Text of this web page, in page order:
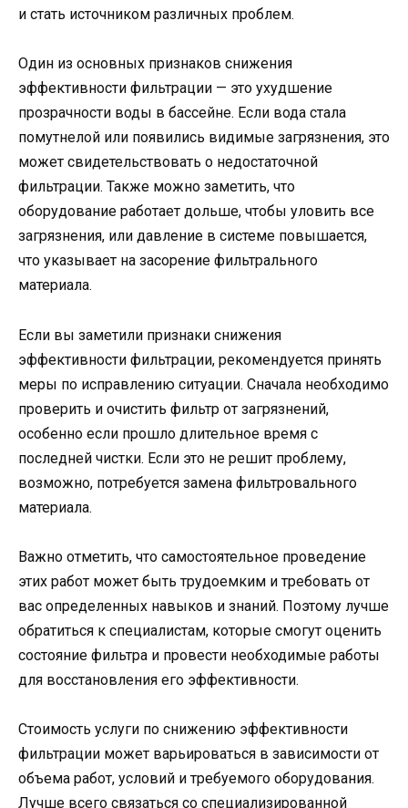
и стать источником различных проблем.
Один из основных признаков снижения
эффективности фильтрации — это ухудшение
прозрачности воды в бассейне. Если вода стала
помутнелой или появились видимые загрязнения, это
может свидетельствовать о недостаточной
фильтрации. Также можно заметить, что
оборудование работает дольше, чтобы уловить все
загрязнения, или давление в системе повышается,
что указывает на засорение фильтрального
материала.
Если вы заметили признаки снижения
эффективности фильтрации, рекомендуется принять
меры по исправлению ситуации. Сначала необходимо
проверить и очистить фильтр от загрязнений,
особенно если прошло длительное время с
последней чистки. Если это не решит проблему,
возможно, потребуется замена фильтровального
материала.
Важно отметить, что самостоятельное проведение
этих работ может быть трудоемким и требовать от
вас определенных навыков и знаний. Поэтому лучше
обратиться к специалистам, которые смогут оценить
состояние фильтра и провести необходимые работы
для восстановления его эффективности.
Стоимость услуги по снижению эффективности
фильтрации может варьироваться в зависимости от
объема работ, условий и требуемого оборудования.
Лучше всего связаться со специализированной